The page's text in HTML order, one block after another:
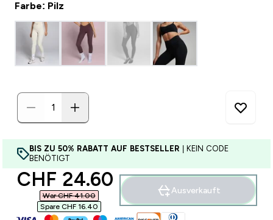
Farbe: Pilz
BIS ZU 50% RABATT AUF BESTSELLER | KEIN CODE
BENÖTIGT
discounted price
CHF 24.60‎
War CHF 41.00‎
Spare CHF 16.40‎
Ausverkauft